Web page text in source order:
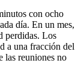
con ocho
día. En un mes,
perdidas. Los
a una fracción del
las reuniones no